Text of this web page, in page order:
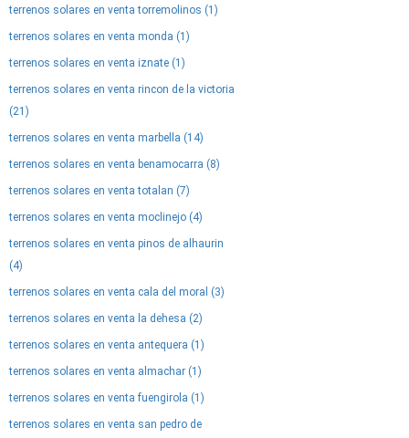
terrenos solares en venta torremolinos (1)
terrenos solares en venta monda (1)
terrenos solares en venta iznate (1)
terrenos solares en venta rincon de la victoria
(21)
terrenos solares en venta marbella (14)
terrenos solares en venta benamocarra (8)
terrenos solares en venta totalan (7)
terrenos solares en venta moclinejo (4)
terrenos solares en venta pinos de alhaurin
(4)
terrenos solares en venta cala del moral (3)
terrenos solares en venta la dehesa (2)
terrenos solares en venta antequera (1)
terrenos solares en venta almachar (1)
terrenos solares en venta fuengirola (1)
terrenos solares en venta san pedro de